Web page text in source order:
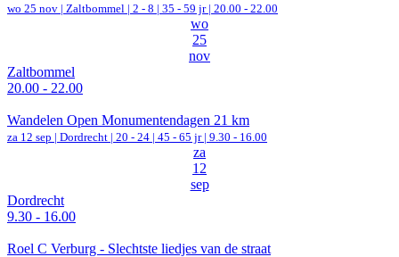
wo 25 nov | Zaltbommel | 2 - 8 | 35 - 59 jr | 20.00 - 22.00
wo
25
nov
Zaltbommel
20.00 - 22.00
Wandelen Open Monumentendagen 21 km
za 12 sep | Dordrecht | 20 - 24 | 45 - 65 jr | 9.30 - 16.00
za
12
sep
Dordrecht
9.30 - 16.00
Roel C Verburg - Slechtste liedjes van de straat